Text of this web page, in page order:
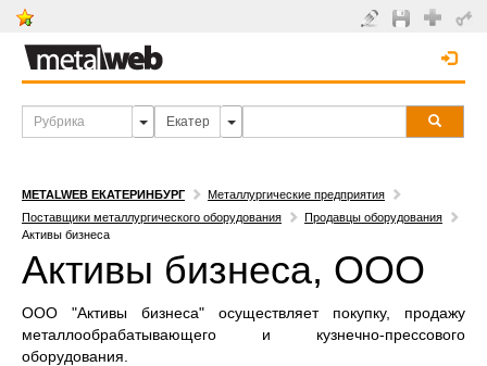
METALWEB ЕКАТЕРИНБУРГ
Металлургические предприятия
Поставщики металлургического оборудования
Продавцы оборудования
Активы бизнеса
Активы бизнеса, ООО
ООО "Активы бизнеса" осуществляет покупку, продажу
металлообрабатывающего и кузнечно-прессового
оборудования.